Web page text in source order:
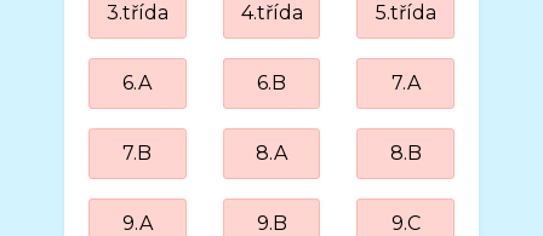
3.třída 4.třída 5.třída
6.A 6.B 7.A
7.B 8.A 8.B
9.A 9.B 9.C